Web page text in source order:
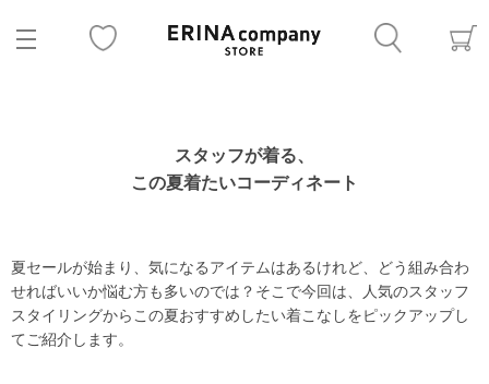
スタッフが着る、
この夏着たいコーディネート
夏セールが始まり、気になるアイテムはあるけれど、どう組み合わ
せればいいか悩む方も多いのでは？そこで今回は、人気のスタッフ
スタイリングからこの夏おすすめしたい着こなしをピックアップし
てご紹介します。